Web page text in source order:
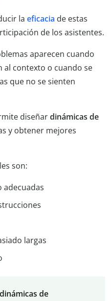
la eficacia de estas
de los asistentes.
aparecen cuando
al contexto o cuando se
que no se sienten
diseñardinámicas de
y obtener mejores
son:
adecuadas
largas
de